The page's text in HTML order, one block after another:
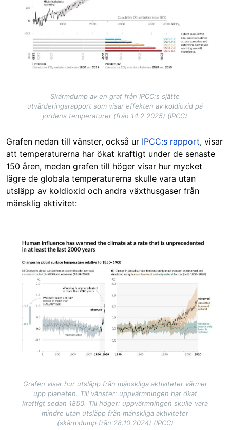
Skärmdump av en graf från IPCC:s sjätte
utvärderingsrapport som visar effekten av koldioxid på
jordens temperaturer (från 14.2.2025) (IPCC)
Grafen nedan till vänster, också ur IPCC:s rapport, visar
att temperaturerna har ökat kraftigt under de senaste
150 åren, medan grafen till höger visar hur mycket
lägre de globala temperaturerna skulle vara utan
utsläpp av koldioxid och andra växthusgaser från
mänsklig aktivitet:
Image
Grafen visar hur utsläpp från mänskliga aktiviteter värmer
upp planeten. Till vänster: uppvärmningen har ökat
kraftigt sedan 1850. Till höger: uppvärmningen skulle vara
mindre utan utsläpp från mänskliga aktiviteter
(skärmdump från 28.10.2024) (IPCC)